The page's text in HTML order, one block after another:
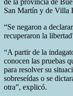
de la provincia de
San Martín y de Villa
“Se negaron a
recuperaron la
“A partir de la
conocen las pruebas
para resolver su
sobreseídas o se
otra”, explicó.